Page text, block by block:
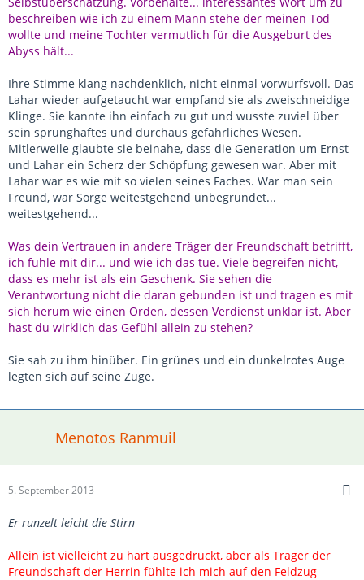
beschreiben wie ich zu einem Mann stehe der meinen Tod
wollte und meine Tochter vermutlich für die Ausgeburt des
Abyss hält...
Ihre Stimme klang nachdenklich, nicht einmal vorwurfsvoll. Das
Lahar wieder aufgetaucht war empfand sie als zweischneidige
Klinge. Sie kannte ihn einfach zu gut und wusste zuviel über
sein sprunghaftes und durchaus gefährliches Wesen.
Mitlerweile glaubte sie beinahe, dass die Generation um Ernst
und Lahar ein Scherz der Schöpfung gewesen war. Aber mit
Lahar war es wie mit so vielen seines Faches. War man sein
Freund, war Sorge weitestgehend unbegründet...
weitestgehend...
Was dein Vertrauen in andere Träger der Freundschaft betrifft,
ich fühle mit dir... und wie ich das tue. Viele begreifen nicht,
dass es mehr ist als ein Geschenk. Sie sehen die
Verantwortung nicht die daran gebunden ist und tragen es mit
sich herum wie einen Orden, dessen Verdienst unklar ist. Aber
hast du wirklich das Gefühl allein zu stehen?
Sie sah zu ihm hinüber. Ein grünes und ein dunkelrotes Auge
legten sich auf seine Züge.
Menotos Ranmuil
5. September 2013
Er runzelt leicht die Stirn
Allein ist vielleicht zu hart ausgedrückt, aber als Träger der
Freundschaft der Herrin fühlte ich mich auf den Feldzug